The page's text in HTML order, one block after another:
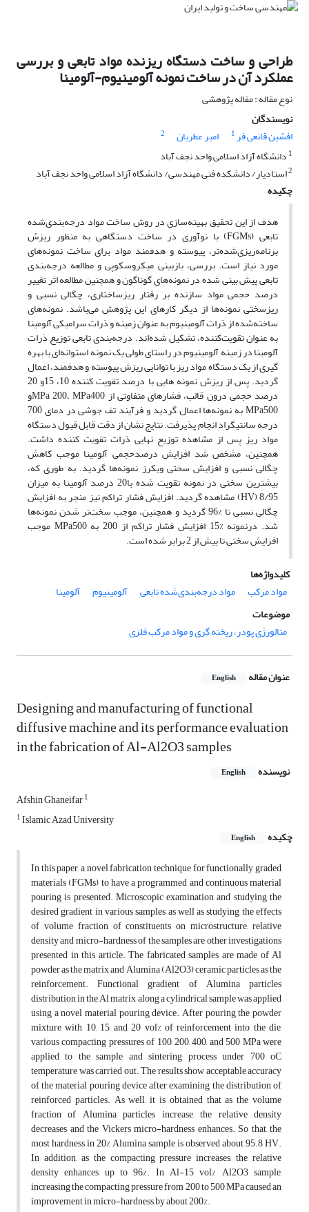
طراحی و ساخت دستگاه ریزنده مواد تابعی و بررسی
عملکرد آن در ساخت نمونه آلومینیوم-آلومینا
نوع مقاله : مقاله پژوهشی
نویسندگان
افشین قانعی فر1 امیر عطریان
2
1 دانشگاه آزاد اسلامی واحد نجف آباد
2استادیار/ دانشکده فنی مهندسی/ دانشگاه آزاد اسلامی واحد نجف آباد
چکیده
هدف از این تحقیق بهینه‌سازی در روش ساخت مواد درجه‌بندی‌شده
تابعی (FGMs) با نوآوری در ساخت دستگاهی به ‌منظور ریزش
برنامه‌ریزی‌شده‌تر، پیوسته و هدفمند مواد برای ساخت نمونه‌های
مورد نیاز است. بررسی، بازبینی میکروسکوپی و مطالعه درجه‌بندی‌
تابعی پیش بینی شده در نمونه‌های گوناگون و همچنین مطالعه اثر تغییر
درصد حجمی مواد سازنده بر رفتار ریزساختاری، چگالی نسبی و
ریزسختی نمونه‌ها از دیگر کارهای این پژوهش می‌باشد. نمونه‌های
ساخته‌شده از ذرات آلومینیوم به عنوان زمینه و ذرات سرامیکی آلومینا
به عنوان تقویت‌کننده، تشکیل شده‌اند. درجه‌بندی تابعی توزیع ذرات
آلومینا در زمینه آلومینیوم در راستای طولی یک نمونه استوانه‌ای با بهره
گیری از یک دستگاه مواد ریز با توانایی ریزش پیوسته و هدفمند، اعمال
گردید. پس از ریزش نمونه هایی با درصد تقویت کننده 10، 15و 20
درصد حجمی درون قالب، فشارهای متفاوتی از MPa 200، MPa400و
MPa500 به نمونه‌ها اعمال گردید و فرآیند تف جوشی در دمای 700
درجه سانتیگراد انجام پذیرفت. نتایج نشان از دقت قابل قبول دستگاه
مواد ریز پس از مشاهده توزیع نهایی ذرات تقویت کننده داشت.
همچنین، مشخص شد افزایش درصدحجمی آلومینا موجب کاهش
چگالی نسبی و افزایش سختی ویکرز نمونه‌ها گردید. به طوری که،
بیشترین سختی در نمونه تقویت شده با20 درصد آلومینا به میزان
8/95 (HV) مشاهده‌ گردید. افزایش فشار تراکم نیز منجر به افزایش
چگالی نسبی تا %96 گردید و همچنین، موجب سخت‌تر شدن نمونه‌ها
شد. درنمونه %15 افزایش فشار تراکم از 200 به MPa500 موجب
افزایش سختی تا بیش از 2 برابر شده است.
کلیدواژه‌ها
مواد مرکب
مواد درجه‌بندی‌شده تابعی آلومینیوم
آلومینا
موضوعات
متالورژی پودر، ریخته گری و مواد مرکب فلزی
عنوان مقاله English
Designing and manufacturing of functional
diffusive machine and its performance evaluation
in the fabrication of Al-Al2O3 samples
نویسنده English
Afshin Ghaneifar1
1Islamic Azad University
چکیده
English
In this paper, a novel fabrication technique for functionally graded
materials (FGMs) to have a programmed and continuous material
pouring is presented. Microscopic examination and studying the
desired gradient in various samples as well as studying the effects
of volume fraction of constituents on microstructure, relative
density and micro-hardness of the samples are other investigations
presented in this article. The fabricated samples are made of Al
powder as the matrix and Alumina (Al2O3) ceramic particles as the
reinforcement. Functional gradient of Alumina particles
distribution in the Al matrix along a cylindrical sample was applied
using a novel material pouring device. After pouring the powder
mixture with 10, 15, and 20 vol% of reinforcement into the die,
various compacting pressures of 100, 200, 400, and 500 MPa were
applied to the sample and sintering process under 700 oC
temperature was carried out. The results show acceptable accuracy
of the material pouring device after examining the distribution of
reinforced particles. As well, it is obtained that as the volume
fraction of Alumina particles increase, the relative density
decreases and the Vickers micro-hardness enhances. So that, the
most hardness in 20% Alumina sample is observed about 95.8 HV.
In addition, as the compacting pressure increases, the relative
density enhances up to 96%. In Al-15 vol% Al2O3 sample,
increasing the compacting pressure from 200 to 500 MPa caused an
improvement in micro-hardness by about 200%.